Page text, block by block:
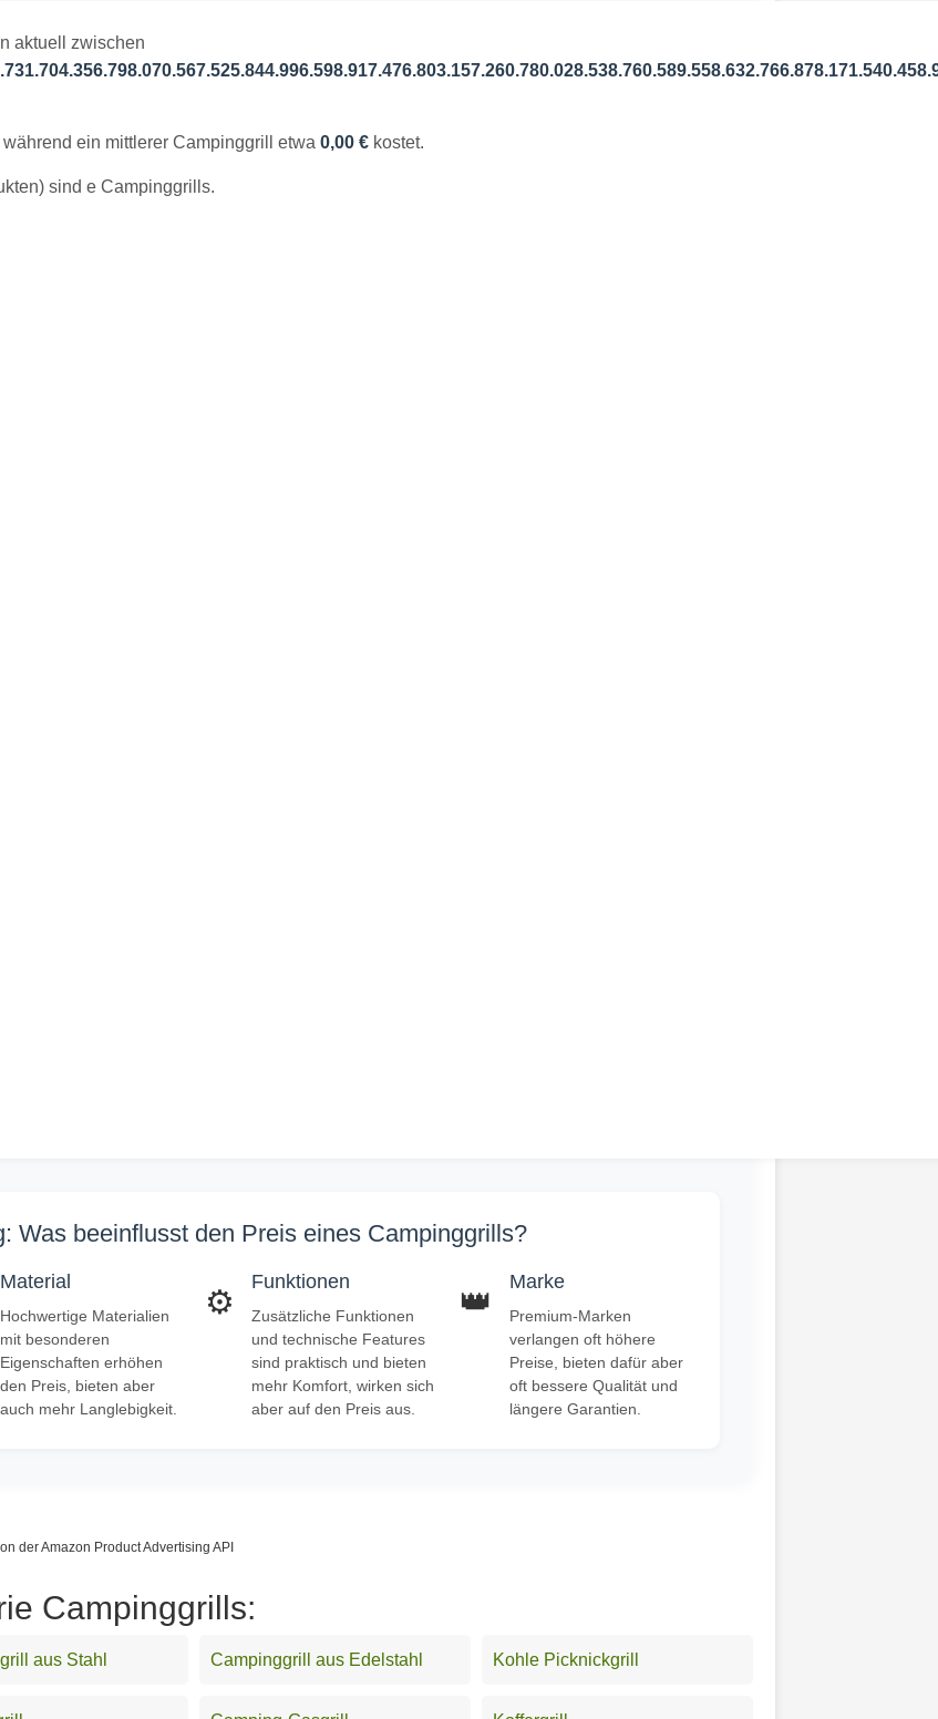
aktuell zwischen
während ein mittlerer Campinggrill etwa 0,00 € kostet.
sind e Campinggrills.
Was beeinflusst den Preis eines Campinggrills?
Material
Hochwertige Materialien
mit besonderen
Eigenschaften erhöhen
den Preis, bieten aber
auch mehr Langlebigkeit.
⚙️
Funktionen
Zusätzliche Funktionen
und technische Features
sind praktisch und bieten
mehr Komfort, wirken sich
aber auf den Preis aus.
👑
Marke
Premium-Marken
verlangen oft höhere
Preise, bieten dafür aber
oft bessere Qualität und
längere Garantien.
der Amazon Product Advertising API
Campinggrills:
aus Stahl Campinggrill aus Edelstahl Kohle Picknickgrill